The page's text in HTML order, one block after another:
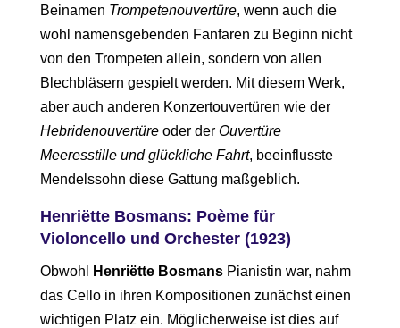
Beinamen Trompetenouvertüre, wenn auch die
wohl namensgebenden Fanfaren zu Beginn nicht
von den Trompeten allein, sondern von allen
Blechbläsern gespielt werden. Mit diesem Werk,
aber auch anderen Konzertouvertüren wie der
Hebridenouvertüreoder der Ouvertüre
Meeresstille und glückliche Fahrt, beeinflusste
Mendelssohn diese Gattung maßgeblich.
Henriëtte Bosmans: Poème für
Violoncello und Orchester (1923)
Obwohl Henriëtte BosmansPianistin war, nahm
das Cello in ihren Kompositionen zunächst einen
wichtigen Platz ein. Möglicherweise ist dies auf